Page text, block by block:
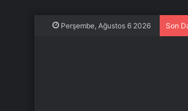
Perşembe, Ağustos 6 2026 Son